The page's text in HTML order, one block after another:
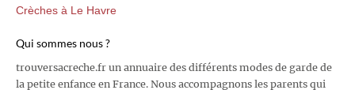
Crèches à Le Havre
Qui sommes nous ?
trouversacreche.fr un annuaire des différents modes de garde de
la petite enfance en France. Nous accompagnons les parents qui